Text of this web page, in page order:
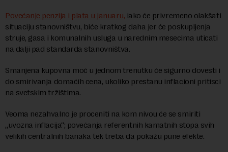
Povećanje penzija i plata u januaru, iako će privremeno olakšati
situaciju stanovništvu, biće kratkog daha jer će poskupljenja
struje, gasa i komunalnih usluga u narednim mesecima uticati
na dalji pad standarda stanovništva.
Smanjena kupovna moć u jednom trenutku će sigurno dovesti i
do smirivanja domaćih cena, ukoliko prestanu inflacioni pritisci
na svetskim tržištima.
Veoma nezahvalno je proceniti na kom nivou će se smiriti
„uvozna inflacija“; povećanja referentnih kamatnih stopa svih
velikih centralnih banaka tek treba da pokažu pune efekte.